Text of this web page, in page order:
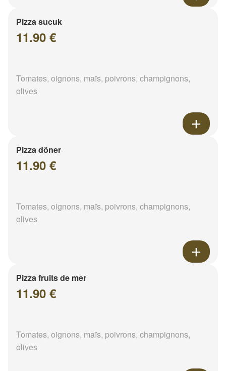
Pizza sucuk
11.90 €
Tomates, oignons, maïs, poivrons, champignons,
olives
Pizza döner
11.90 €
Tomates, oignons, maïs, poivrons, champignons,
olives
Pizza fruits de mer
11.90 €
Tomates, oignons, maïs, poivrons, champignons,
olives